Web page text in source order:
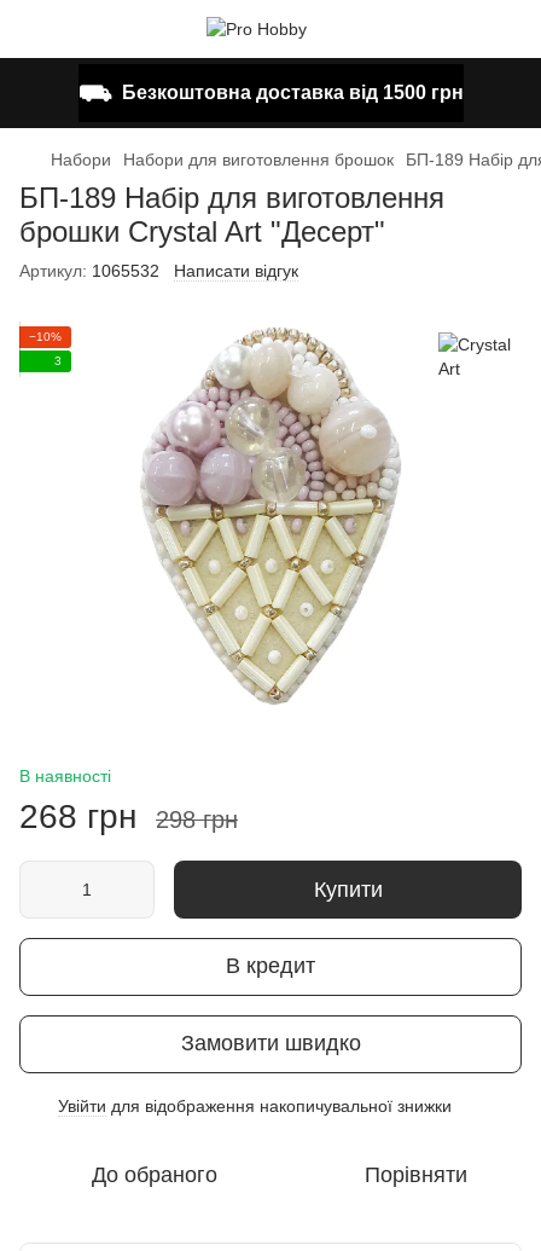
⛟ Безкоштовна доставка від 1500 грн
Набори Набори для виготовлення брошок БП-189 Набір
БП-189 Набір для виготовлення
брошки Crystal Art "Десерт"
Артикул: 1065532 Написати відгук
−10%
3
В наявності
268 грн 298 грн
Купити
В кредит
Замовити швидко
Увійти для відображення накопичувальної знижки
До обраного Порівняти